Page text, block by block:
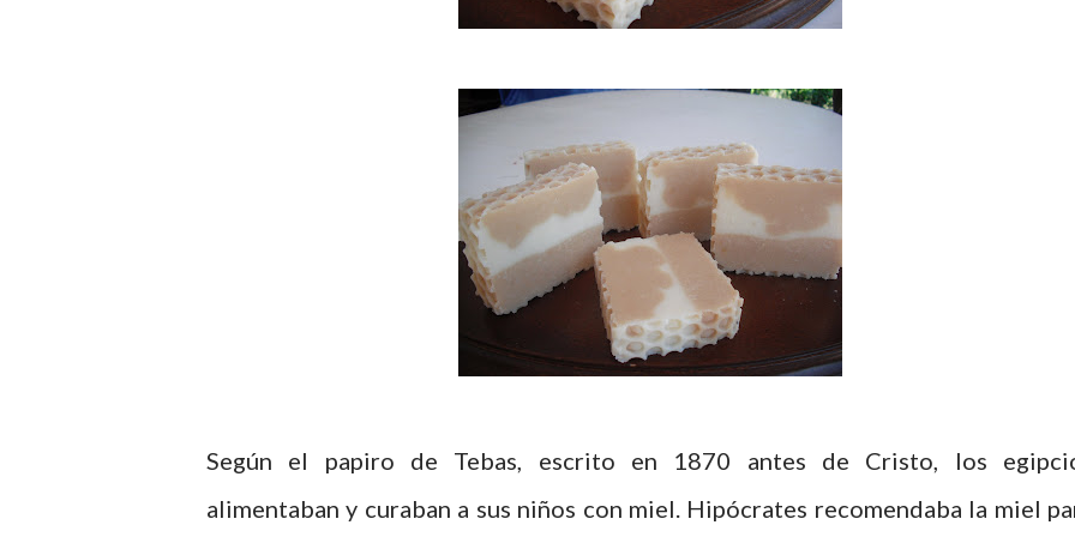
Según el papiro de Tebas, escrito en 1870 antes de Cristo, los
alimentaban y curaban a sus niños con miel. Hipócrates recomendaba la miel